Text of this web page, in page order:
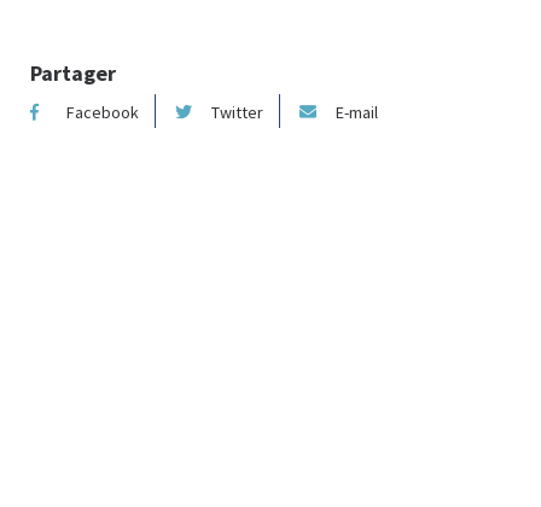
Partager
Facebook Twitter E-mail